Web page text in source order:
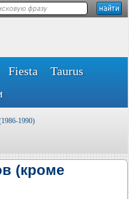
Fiesta
Taurus
1990)
(кроме